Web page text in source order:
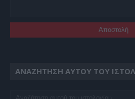
ΑΝΑΖΉΤΗΣΗ ΑΥΤΟΎ ΤΟΥ